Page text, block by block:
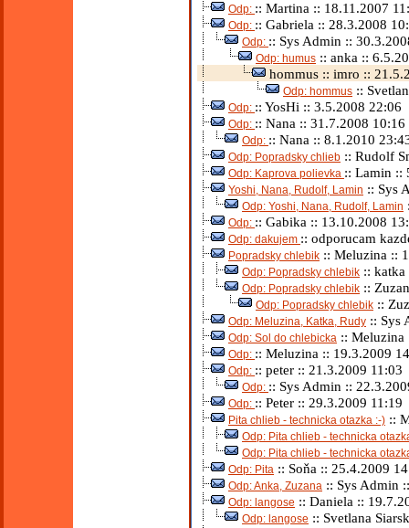
Odp: :: Martina :: 18.11.2007
Odp: :: Gabriela :: 28.3.2008
Odp: :: Sys Admin ::
Odp: humus :: anka ::
hommus :: imro ::
Odp: hommus ::
Odp: :: YosHi :: 3.5.2008 22:06
Odp: :: Nana :: 31.7.2008 10:16
Odp: :: Nana :: 8.1.2010
Odp: Popradsky chlieb :: Rudolf
Odp: Kaprova polievka :: Lamin ::
Yoshi, Nana, Rudolf, Lamin :: Sys
Odp: Yoshi, Nana, Rudolf, Lamin
Odp: :: Gabika :: 13.10.2008
Odp: dakujem :: odporucam
Popradsky chlebik :: Meluzina ::
Odp: Popradsky chlebik ::
Odp: Popradsky chlebik ::
Odp: Popradsky chlebik ::
Odp: Meluzina, Katka, Rudy :: Sys
Odp: Sol do chlebicka :: Meluzina
Odp: :: Meluzina :: 19.3.2009
Odp: :: peter :: 21.3.2009 11:03
Odp: :: Sys Admin ::
Odp: :: Peter :: 29.3.2009 11:19
Pita chlieb - technicka otazka :-) ::
Odp: Pita chlieb - technicka
Odp: Pita chlieb - technicka
Odp: Pita :: Soňa :: 25.4.2009
Odp: Anka, Zuzana :: Sys Admin
Odp: langose :: Daniela ::
Odp: langose :: Svetlana